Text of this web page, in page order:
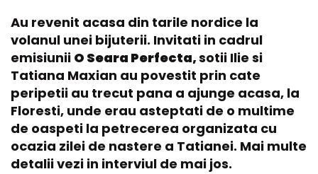
Au revenit acasa din tarile nordice la
volanul unei bijuterii. Invitati in cadrul
emisiunii O Seara Perfecta,sotii Ilie si
Tatiana Maxian au povestit prin cate
peripetii au trecut pana a ajunge acasa, la
Floresti, unde erau asteptati de o multime
de oaspeti la petrecerea organizata cu
ocazia zilei de nastere a Tatianei. Mai multe
detalii vezi in interviul de mai jos.